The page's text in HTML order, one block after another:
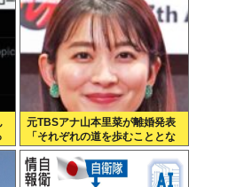
元TBSアナ山本里菜が離婚発表
「それぞれの道を歩むこととな
りました」